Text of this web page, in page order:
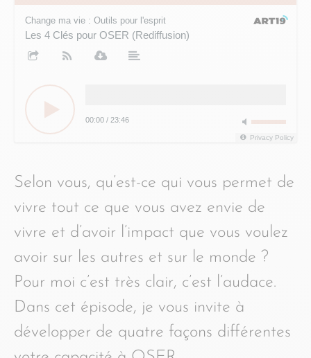
Change ma vie : Outils pour l'esprit
Les 4 Clés pour OSER (Rediffusion)
00:00 / 23:46
Privacy Policy
Selon vous, qu’est-ce qui vous permet de
vivre tout ce que vous avez envie de
vivre et d’avoir l’impact que vous voulez
avoir sur les autres et sur le monde ?
Pour moi c’est très clair, c’est l’audace.
Dans cet épisode, je vous invite à
développer de quatre façons différentes